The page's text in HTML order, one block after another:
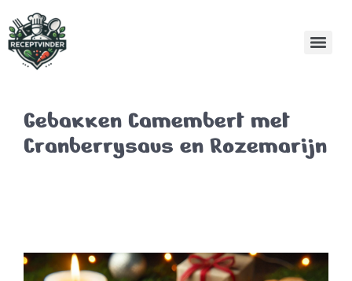
Gebakken Camembert met
Cranberrysaus en Rozemarijn